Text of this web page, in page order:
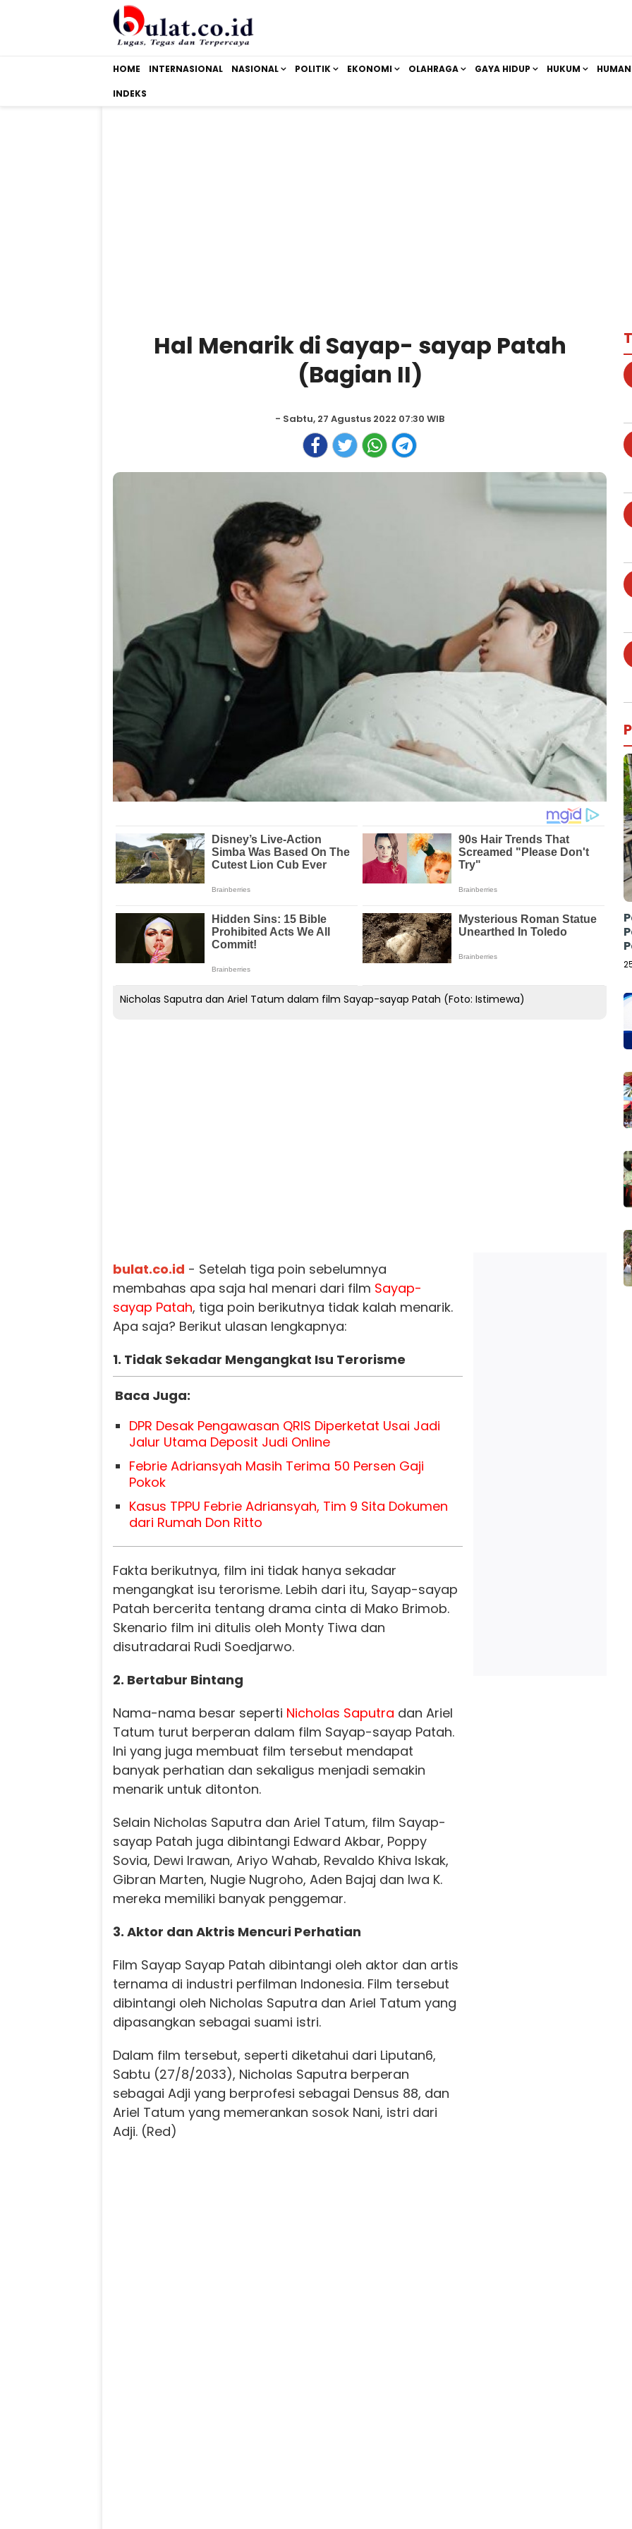
HOME INTERNASIONAL NASIONAL POLITIK EKONOMI OLAHRAGA GAYA HIDUP HUKUM
INDEKS
Hal Menarik di Sayap- sayap Patah
(Bagian II)
- Sabtu, 27 Agustus 2022 07:30 WIB
Nicholas Saputra dan Ariel Tatum dalam film Sayap-sayap Patah (Foto: Istimewa)
bulat.co.id - Setelah tiga poin sebelumnya
membahas apa saja hal menari dari film Sayap-
sayap Patah, tiga poin berikutnya tidak kalah menarik.
Apa saja? Berikut ulasan lengkapnya:
1. Tidak Sekadar Mengangkat Isu Terorisme
Baca Juga:
DPR Desak Pengawasan QRIS Diperketat Usai Jadi
Jalur Utama Deposit Judi Online
Febrie Adriansyah Masih Terima 50 Persen Gaji
Pokok
Kasus TPPU Febrie Adriansyah, Tim 9 Sita Dokumen
dari Rumah Don Ritto
Fakta berikutnya, film ini tidak hanya sekadar
mengangkat isu terorisme. Lebih dari itu, Sayap-sayap
Patah bercerita tentang drama cinta di Mako Brimob.
Skenario film ini ditulis oleh Monty Tiwa dan
disutradarai Rudi Soedjarwo.
2. Bertabur Bintang
Nama-nama besar seperti Nicholas Saputra dan Ariel
Tatum turut berperan dalam film Sayap-sayap Patah.
Ini yang juga membuat film tersebut mendapat
banyak perhatian dan sekaligus menjadi semakin
menarik untuk ditonton.
Selain Nicholas Saputra dan Ariel Tatum, film Sayap-
sayap Patah juga dibintangi Edward Akbar, Poppy
Sovia, Dewi Irawan, Ariyo Wahab, Revaldo Khiva Iskak,
Gibran Marten, Nugie Nugroho, Aden Bajaj dan Iwa K.
mereka memiliki banyak penggemar.
3. Aktor dan Aktris Mencuri Perhatian
Film Sayap Sayap Patah dibintangi oleh aktor dan artis
ternama di industri perfilman Indonesia. Film tersebut
dibintangi oleh Nicholas Saputra dan Ariel Tatum yang
dipasangkan sebagai suami istri.
Dalam film tersebut, seperti diketahui dari Liputan6,
Sabtu (27/8/2033), Nicholas Saputra berperan
sebagai Adji yang berprofesi sebagai Densus 88, dan
Ariel Tatum yang memerankan sosok Nani, istri dari
Adji. (Red)